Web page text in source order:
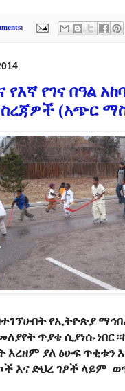
የገና በዓል
(አጭር
የኢትዮጵያ
ጥያቄ ሲያነሱ
እረዘም ያለ ፅሁፍ ጥቂቱን
እና ድህረ ገፆች ላይም